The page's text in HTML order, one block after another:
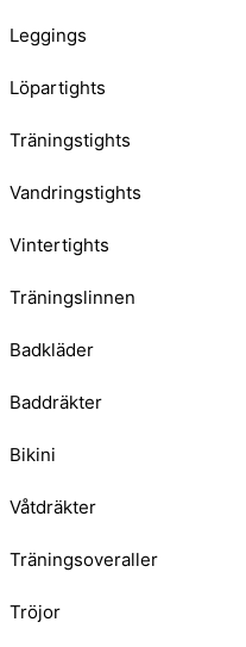
Leggings
Löpartights
Träningstights
Vandringstights
Vintertights
Träningslinnen
Badkläder
Baddräkter
Bikini
Våtdräkter
Träningsoveraller
Tröjor